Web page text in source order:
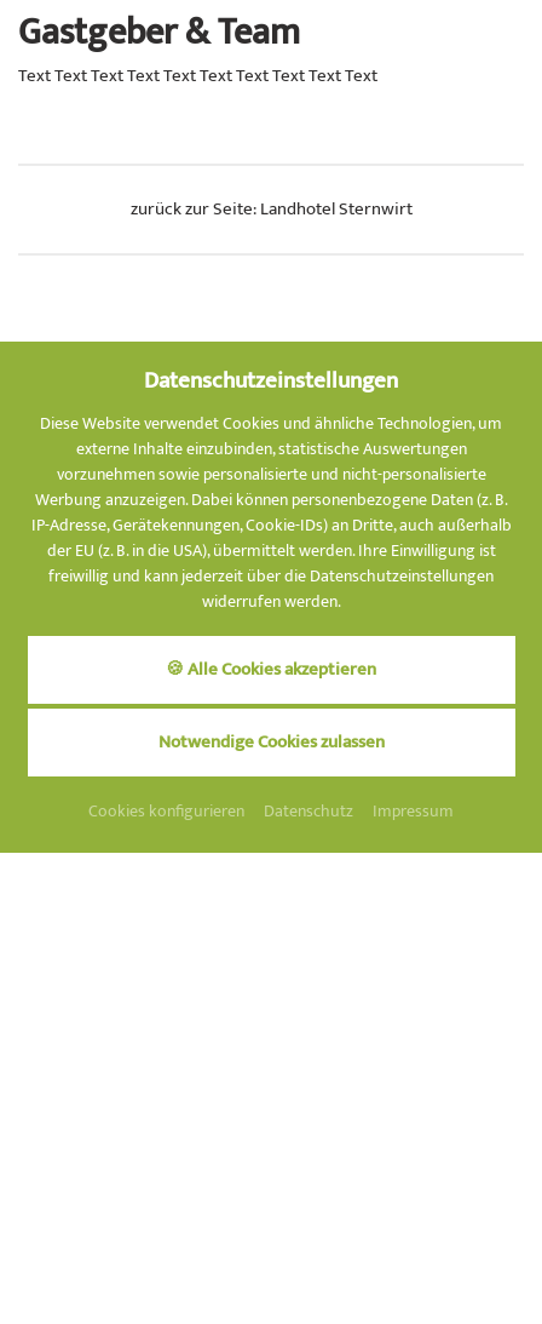
Datenschutzeinstellungen
Diese Website verwendet Cookies und ähnliche Technologien, um
externe Inhalte einzubinden, statistische Auswertungen
vorzunehmen sowie personalisierte und nicht-personalisierte
Werbung anzuzeigen. Dabei können personenbezogene Daten (z. B.
IP-Adresse, Gerätekennungen, Cookie-IDs) an Dritte, auch außerhalb
der EU (z. B. in die USA), übermittelt werden. Ihre Einwilligung ist
freiwillig und kann jederzeit über die Datenschutzeinstellungen
widerrufen werden.
🍪 Alle Cookies akzeptieren
Notwendige Cookies zulassen
Cookies konfigurieren Datenschutz Impressum
Gastgeber & Team
Text Text Text Text Text Text Text Text Text Text
zurück zur Seite: Landhotel Sternwirt
Unsere
Zimmer
ZUM
WOHLFÜHLEN
Plan
WELLNESS-SUITE PENTHOUSE
2-4Personen ca.66m²
AB € 197,-